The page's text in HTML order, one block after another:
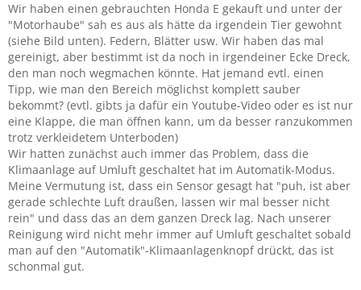
Wir haben einen gebrauchten Honda E gekauft und unter der
"Motorhaube" sah es aus als hätte da irgendein Tier gewohnt
(siehe Bild unten). Federn, Blätter usw. Wir haben das mal
gereinigt, aber bestimmt ist da noch in irgendeiner Ecke Dreck,
den man noch wegmachen könnte. Hat jemand evtl. einen
Tipp, wie man den Bereich möglichst komplett sauber
bekommt? (evtl. gibts ja dafür ein Youtube-Video oder es ist nur
eine Klappe, die man öffnen kann, um da besser ranzukommen
trotz verkleidetem Unterboden)
Wir hatten zunächst auch immer das Problem, dass die
Klimaanlage auf Umluft geschaltet hat im Automatik-Modus.
Meine Vermutung ist, dass ein Sensor gesagt hat "puh, ist aber
gerade schlechte Luft draußen, lassen wir mal besser nicht
rein" und dass das an dem ganzen Dreck lag. Nach unserer
Reinigung wird nicht mehr immer auf Umluft geschaltet sobald
man auf den "Automatik"-Klimaanlagenknopf drückt, das ist
schonmal gut.